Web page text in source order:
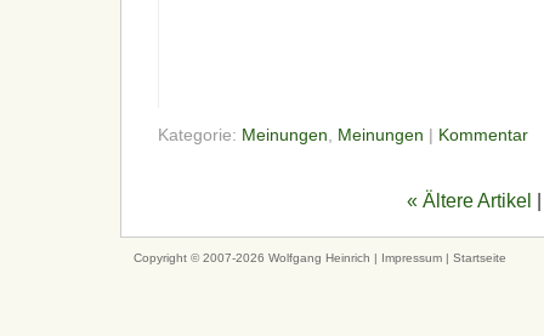
Kategorie: Meinungen, Meinungen | Kommentar
« Ältere Artikel
Copyright © 2007-2026 Wolfgang Heinrich | Impressum | Startseite